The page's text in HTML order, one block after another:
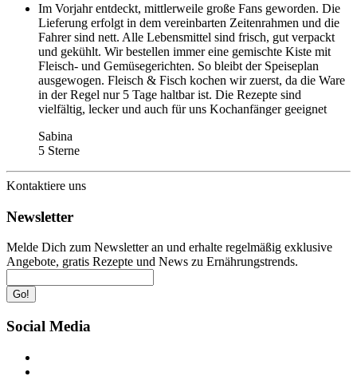
Im Vorjahr entdeckt, mittlerweile große Fans geworden. Die
Lieferung erfolgt in dem vereinbarten Zeitenrahmen und die
Fahrer sind nett. Alle Lebensmittel sind frisch, gut verpackt
und gekühlt. Wir bestellen immer eine gemischte Kiste mit
Fleisch- und Gemüsegerichten. So bleibt der Speiseplan
ausgewogen. Fleisch & Fisch kochen wir zuerst, da die Ware
in der Regel nur 5 Tage haltbar ist. Die Rezepte sind
vielfältig, lecker und auch für uns Kochanfänger geeignet
Sabina
5 Sterne
Kontaktiere uns
Newsletter
Melde Dich zum Newsletter an und erhalte regelmäßig exklusive
Angebote, gratis Rezepte und News zu Ernährungstrends.
Go!
Social Media